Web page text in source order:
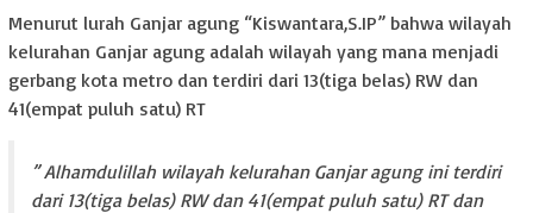
Menurut lurah Ganjar agung “Kiswantara,S.IP” bahwa wilayah
kelurahan Ganjar agung adalah wilayah yang mana menjadi
gerbang kota metro dan terdiri dari 13(tiga belas) RW dan
41(empat puluh satu) RT
” Alhamdulillah wilayah kelurahan Ganjar agung ini terdiri
dari 13(tiga belas) RW dan 41(empat puluh satu) RT dan